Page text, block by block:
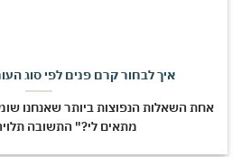
איך לבחור קרם פנים לפי סוג העור
אחת השאלות הנפוצות ביותר שאנחנו שומעים
מתאים לי?" התשובה תלויה